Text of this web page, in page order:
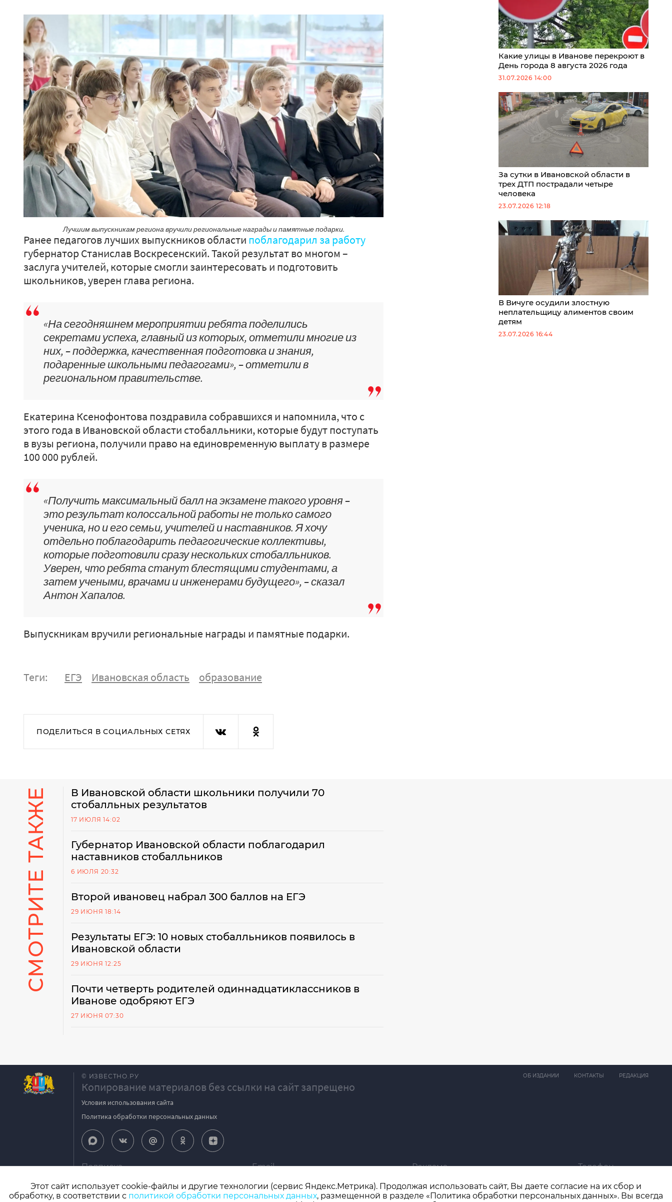
Лучшим выпускникам региона вручили региональные награды и памятные подарки.
Ранее педагогов лучших выпускников области поблагодарил за работу
губернатор Станислав Воскресенский. Такой результат во многом –
заслуга учителей, которые смогли заинтересовать и подготовить
школьников, уверен глава региона.
«На сегодняшнем мероприятии ребята поделились
секретами успеха, главный из которых, отметили многие из
них, – поддержка, качественная подготовка и знания,
подаренные школьными педагогами», – отметили в
региональном правительстве.
Екатерина Ксенофонтова поздравила собравшихся и напомнила, что с
этого года в Ивановской области стобалльники, которые будут поступать
в вузы региона, получили право на единовременную выплату в размере
100 000 рублей.
«Получить максимальный балл на экзамене такого уровня –
это результат колоссальной работы не только самого
ученика, но и его семьи, учителей и наставников. Я хочу
отдельно поблагодарить педагогические коллективы,
которые подготовили сразу нескольких стобалльников.
Уверен, что ребята станут блестящими студентами, а
затем учеными, врачами и инженерами будущего», – сказал
Антон Хапалов.
Выпускникам вручили региональные награды и памятные подарки.
Теги: ЕГЭ Ивановская область образование
ПОДЕЛИТЬСЯ В СОЦИАЛЬНЫХ СЕТЯХ
Какие улицы в Иванове перекроют в
День города 8 августа 2026 года
31.07.2026 14:00
За сутки в Ивановской области в
трех ДТП пострадали четыре
человека
23.07.2026 12:18
В Вичуге осудили злостную
неплательщицу алиментов своим
детям
23.07.2026 16:44
СМОТРИТЕ ТАКЖЕ
В Ивановской области школьники получили 70
стобалльных результатов
17 ИЮЛЯ 14:02
Губернатор Ивановской области поблагодарил
наставников стобалльников
6 ИЮЛЯ 20:32
Второй ивановец набрал 300 баллов на ЕГЭ
29 ИЮНЯ 18:14
Результаты ЕГЭ: 10 новых стобалльников появилось в
Ивановской области
29 ИЮНЯ 12:25
Почти четверть родителей одиннадцатиклассников в
Иванове одобряют ЕГЭ
27 ИЮНЯ 07:30
© ИЗВЕСТНО.РУ
Копирование материалов без ссылки на сайт запрещено
Условия использования сайта
Политика обработки персональных данных
ОБ ИЗДАНИИ КОНТАКТЫ РЕДАКЦИЯ
Подписка
Email
Реклама
Телефон
Этот сайт использует cookie-файлы и другие технологии (сервис Яндекс.Метрика). Продолжая использовать сайт, Вы даете согласие на их сбор и
обработку, в соответствии с политикой обработки персональных данных, размещенной в разделе «Политика обработки персональных данных». Вы всегда